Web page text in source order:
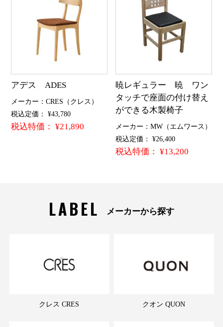
アデス ADES
メーカー：CRES（クレス）
税込定価： ¥43,780
税込特価： ¥21,890
暁レギュラー 暁 ワン
タッチで座面の付け替え
ができる木製椅子
メーカー：MW（エムワース）
税込定価： ¥26,400
税込特価： ¥13,200
LABEL メーカーから探す
クレス CRES クオン QUON